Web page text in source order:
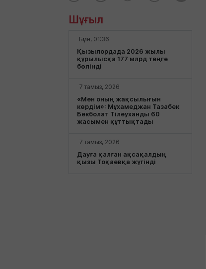
Шұғыл
Бүгін, 01:36
Қызылордада 2026 жылы
құрылысқа 177 млрд теңге
бөлінді
7 тамыз, 2026
«Мен оның жақсылығын
көрдім»: Мұхамеджан Тазабек
Бекболат Тілеуханды 60
жасымен құттықтады
7 тамыз, 2026
Дауға қалған ақсақалдың
қызы Тоқаевқа жүгінді